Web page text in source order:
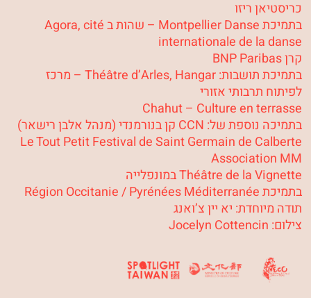
כריסטיאן ריזו
בתמיכת Montpellier Danse – שהות ב Agora, cité
internationale de la danse
קרן BNP Paribas
בתמיכת תושבות: Théâtre d’Arles, Hangar – מרכז
לפיתוח תרבותי אזורי
Chahut – Culture en terrasse
בתמיכה נוספת של: CCN קן בנורמנדי (מנהל אלבן רישאר)
Le Tout Petit Festival de Saint Germain de Calberte
Association MM
Théâtre de la Vignette במונפלייה
בתמיכת Région Occitanie / Pyrénées Méditerranée
תודה מיוחדת: יא יין צ’ואנג
צילום: Jocelyn Cottencin